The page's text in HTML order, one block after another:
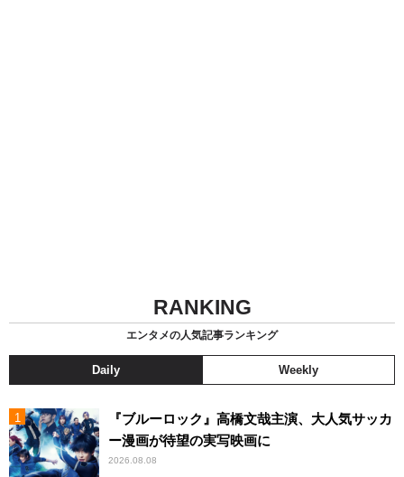
RANKING
エンタメの人気記事ランキング
Daily Weekly
『ブルーロック』高橋文哉主演、大人気サッカ
ー漫画が待望の実写映画に
2026.08.08